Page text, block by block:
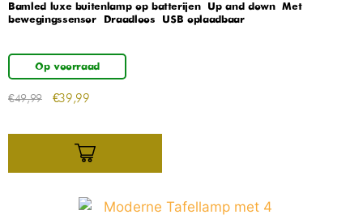
Bamled luxe buitenlamp op batterijen – Up and down – Met
bewegingssensor – Draadloos – USB oplaadbaar
Op voorraad
€49,99 €39,99